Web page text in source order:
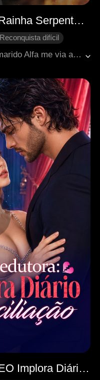
O Alfa Arrependido e a Rainha Serpente Renascida
Reconquista difícil
Na minha vida passada, meu marido Alfa me via apenas como um objeto. Traída, abandonada e morta durante um incêndio, ele salvou outra mulher em vez de mim. Reencarnada na Cerimônia de União, vejo minha irmã roubar meu noivo enquanto sou ridicularizada pela alcateia. Ignorando tudo, escolho Dracos, o Rei das Serpentes, o único que me salvou das chamas. "Eu escolho você." Eles pensam que estou derrotada, mas minha vingança está apenas começando.
Ex-esposa Sedutora: CEO Implora Diário por Reconciliação